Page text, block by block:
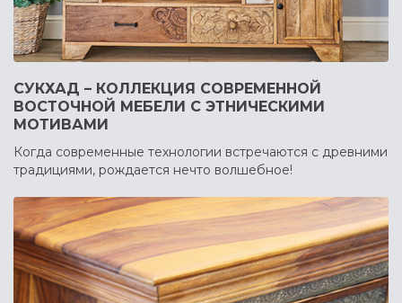
СУКХАД – КОЛЛЕКЦИЯ СОВРЕМЕННОЙ
ВОСТОЧНОЙ МЕБЕЛИ С ЭТНИЧЕСКИМИ
МОТИВАМИ
Когда современные технологии встречаются с древними
традициями, рождается нечто волшебное!